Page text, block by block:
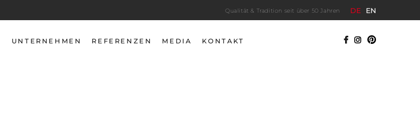
Qualität & Tradition seit über 50 Jahren DE EN
UNTERNEHMEN REFERENZEN MEDIA KONTAKT